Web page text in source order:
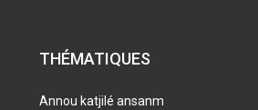
THÉMATIQUES
Annou katjilé ansanm